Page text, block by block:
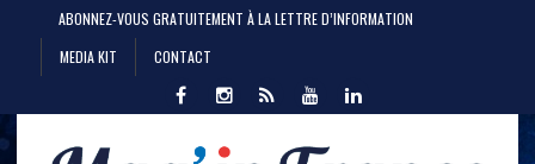
ABONNEZ-VOUS GRATUITEMENT À LA LETTRE D’INFORMATION
MEDIA KIT
CONTACT